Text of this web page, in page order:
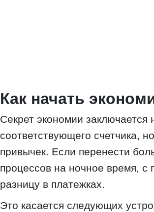
Как начать
Секрет экономии заключается
соответствующего счетчика,
привычек. Если перенести
процессов на ночное время, с
разницу в платежках.
Это касается следующих